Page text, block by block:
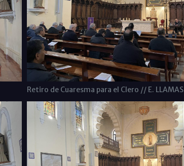
Retiro de Cuaresma para el Clero // E. LLAMAS